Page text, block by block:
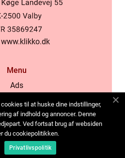
www.klikko.dk
Menu
Ads
Cookies
Contact
Sitemap
til at huske dine indstillinger,
af indhold og annoncer. Denne
Ved fortsat brug af websiden
du cookiepolitikken.
Privatlivspolitik